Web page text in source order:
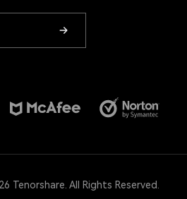
Tenorshare. All Rights Reserved.